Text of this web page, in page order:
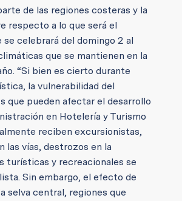
de las regiones costeras y la
respecto a lo que será el
celebrará del domingo 2 al
que se mantienen en la
“Si bien es cierto durante
la vulnerabilidad del
que pueden afectar el desarrollo
en Hotelería y Turismo
reciben excursionistas,
las vías, destrozos en la
turísticas y recreacionales se
Sin embargo, el efecto de
selva central, regiones que